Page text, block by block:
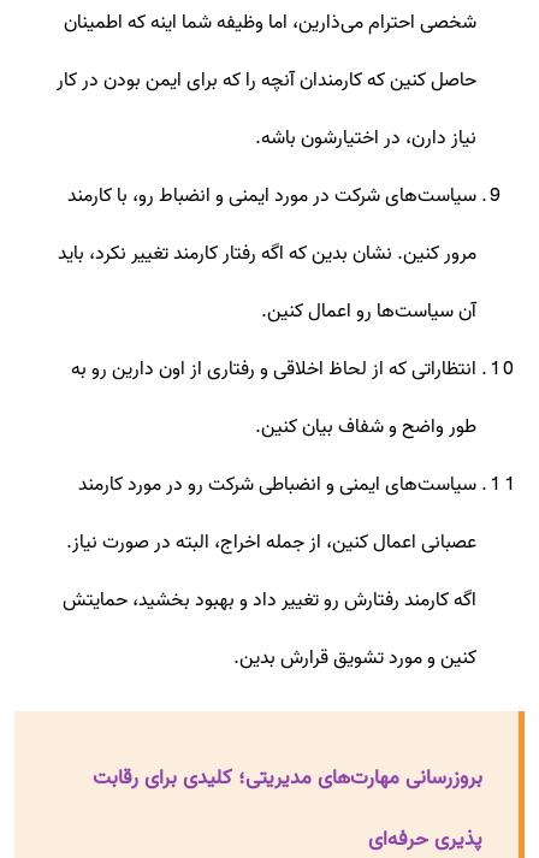
شخصی احترام می‌ذارین، اما وظیفه شما اینه که اطمینان
حاصل کنین که کارمندان آنچه را که برای ایمن بودن در کار
نیاز دارن، در اختیارشون باشه.
سیاست‌های شرکت در مورد ایمنی و انضباط رو، با کارمند
مرور کنین. نشان بدین که اگه رفتار کارمند تغییر نکرد، باید
آن سیاست‌ها رو اعمال کنین.
انتظاراتی که از لحاظ اخلاقی و رفتاری از اون دارین رو به
طور واضح و شفاف بیان کنین.
سیاست‌های ایمنی و انضباطی شرکت رو در مورد کارمند
عصبانی اعمال کنین، از جمله اخراج، البته در صورت نیاز.
اگه کارمند رفتارش رو تغییر داد و بهبود بخشید، حمایتش
کنین و مورد تشویق قرارش بدین.
بروزرسانی مهارت‌های مدیریتی؛ کلیدی برای رقابت
پذیری حرفه‌ای